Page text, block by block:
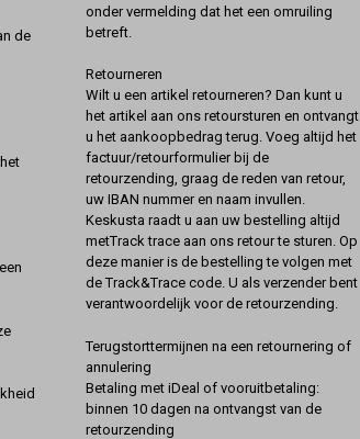
de
onder vermelding dat het een omruiling
betreft.
Retourneren
Wilt u een artikel retourneren? Dan kunt u
het artikel aan ons retoursturen en ontvangt
u het aankoopbedrag terug. Voeg altijd het
factuur/retourformulier bij de
retourzending, graag de reden van retour,
uw IBAN nummer en naam invullen.
Keskusta raadt u aan uw bestelling altijd
metTrack trace aan ons retour te sturen. Op
deze manier is de bestelling te volgen met
de Track&Trace code. U als verzender bent
verantwoordelijk voor de retourzending.
Terugstorttermijnen na een retournering of
annulering
Betaling met iDeal of vooruitbetaling:
binnen 10 dagen na ontvangst van de
retourzending